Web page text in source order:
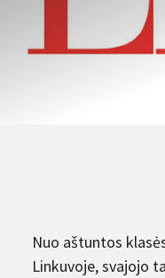
Nuo aštuntos
Linkuvoje, svajojo